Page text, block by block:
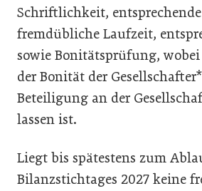
Schriftlichkeit,
fremdübliche Laufzeit,
sowie Bonitätsprüfung,
der Bonität der
Beteiligung an der
lassen ist.
Liegt bis spätestens zum
Bilanzstichtages 2027 keine